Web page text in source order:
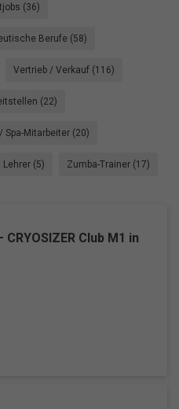
(36)
Berufe (58)
Vertrieb / Verkauf (116)
(22)
Spa-Mitarbeiter (20)
Lehrer (5) Zumba-Trainer (17)
Club M1 in